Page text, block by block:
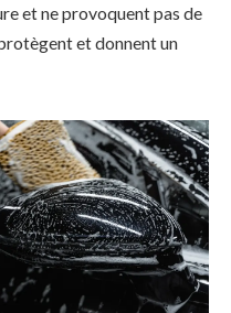
et ne provoquent pas de
et donnent un